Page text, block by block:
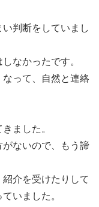
判断をしていまし
なかったです。
って、自然と連絡
ました。
ないので、もう諦
介を受けたりして
いました。